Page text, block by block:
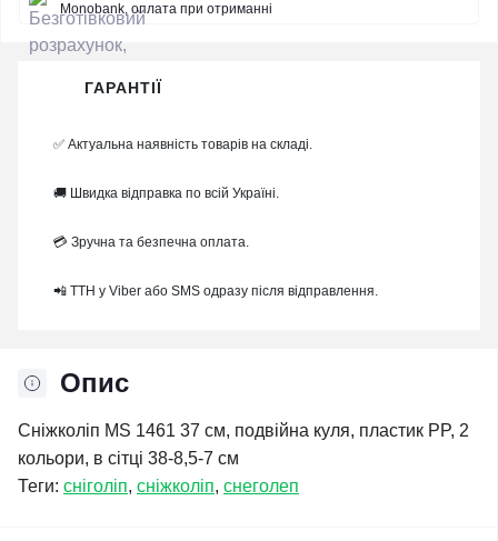
Monobank, оплата при отриманні
Опис
Сніжколіп MS 1461 37 см, подвійна куля, пластик PP, 2
кольори, в сітці 38-8,5-7 см
Теги: сніголіп, сніжколіп, снеголеп
ГАРАНТІЇ
✅ Актуальна наявність товарів на складі.
🚚 Швидка відправка по всій Україні.
💳 Зручна та безпечна оплата.
📲 ТТН у Viber або SMS одразу після відправлення.